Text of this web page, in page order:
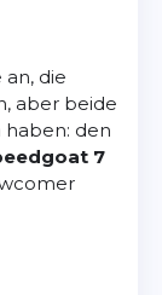
die
aber beide
haben: den
7